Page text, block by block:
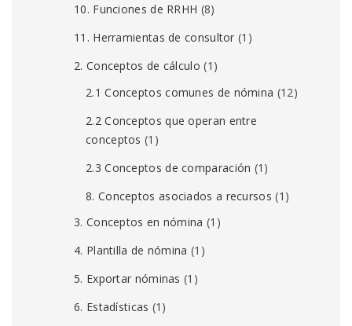
10. Funciones de RRHH (8)
11. Herramientas de consultor (1)
2. Conceptos de cálculo (1)
2.1 Conceptos comunes de nómina (12)
2.2 Conceptos que operan entre
conceptos (1)
2.3 Conceptos de comparación (1)
8. Conceptos asociados a recursos (1)
3. Conceptos en nómina (1)
4. Plantilla de nómina (1)
5. Exportar nóminas (1)
6. Estadísticas (1)